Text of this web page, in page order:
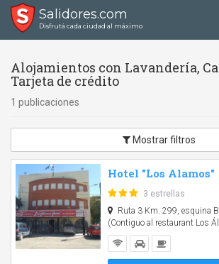
Salidores.com
Disfrutá cada ciudad al máximo
Alojamientos con Lavandería,
Tarjeta de crédito
1 publicaciones
Mostrar filtros
Hotel "Los Alamos"
3 estrellas
Ruta 3 Km. 299, esquina
(Contiguo al restaurant Los